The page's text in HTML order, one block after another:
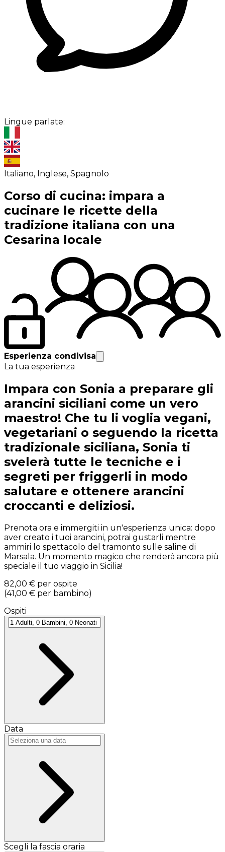
Lingue parlate:
Italiano, Inglese, Spagnolo
Corso di cucina: impara a
cucinare le ricette della
tradizione italiana con una
Cesarina locale
Esperienza condivisa
La tua esperienza
Impara con Sonia a preparare gli
arancini siciliani come un vero
maestro! Che tu li voglia vegani,
vegetariani o seguendo la ricetta
tradizionale siciliana, Sonia ti
svelerà tutte le tecniche e i
segreti per friggerli in modo
salutare e ottenere arancini
croccanti e deliziosi.
Prenota ora e immergiti in un'esperienza unica: dopo
aver creato i tuoi arancini, potrai gustarli mentre
ammiri lo spettacolo del tramonto sulle saline di
Marsala. Un momento magico che renderà ancora più
speciale il tuo viaggio in Sicilia!
82,00 € per ospite
(41,00 € per bambino)
Ospiti
Data
Scegli la fascia oraria